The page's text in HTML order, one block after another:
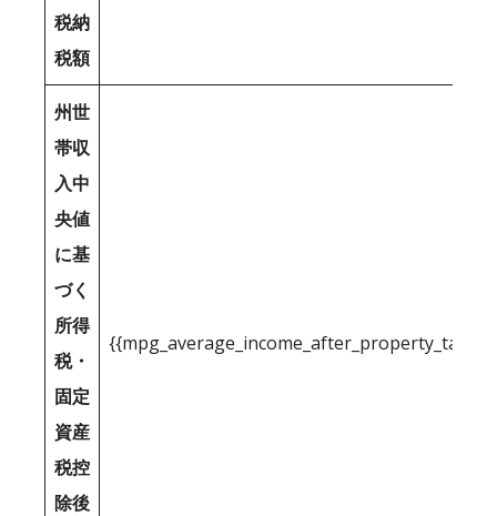
税納
税額
州世
帯収
入中
央値
に基
づく
所得
税・
固定
資産
税控
除後